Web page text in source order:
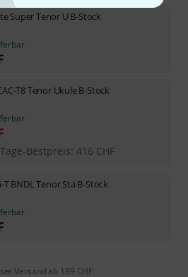
Super Tenor U B-Stock
T8 Tenor Ukule B-Stock
Bestpreis: 416 CHF
T BNDL Tenor Sta B-Stock
Versand ab 199 CHF